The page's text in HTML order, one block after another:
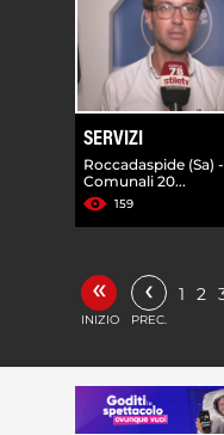
SERVIZI
Roccadaspide (Sa) -
Comunali 20...
159
«
INIZIO
‹
PREC.
1 2